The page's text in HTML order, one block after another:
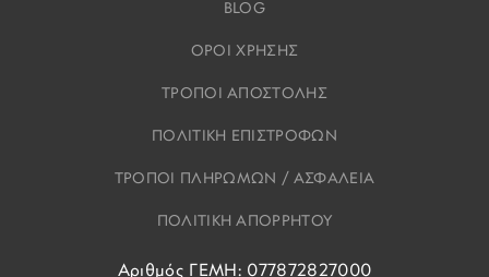
BLOG
ΟΡΟΙ ΧΡΗΣΗΣ
ΤΡΟΠΟΙ ΑΠΟΣΤΟΛΗΣ
ΠΟΛΙΤΙΚΗ ΕΠΙΣΤΡΟΦΩΝ
ΤΡΟΠΟΙ ΠΛΗΡΩΜΩΝ / ΑΣΦΑΛΕΙΑ
ΠΟΛΙΤΙΚΗ ΑΠΟΡΡΗΤΟΥ
Αριθμός ΓΕΜΗ: 077872827000